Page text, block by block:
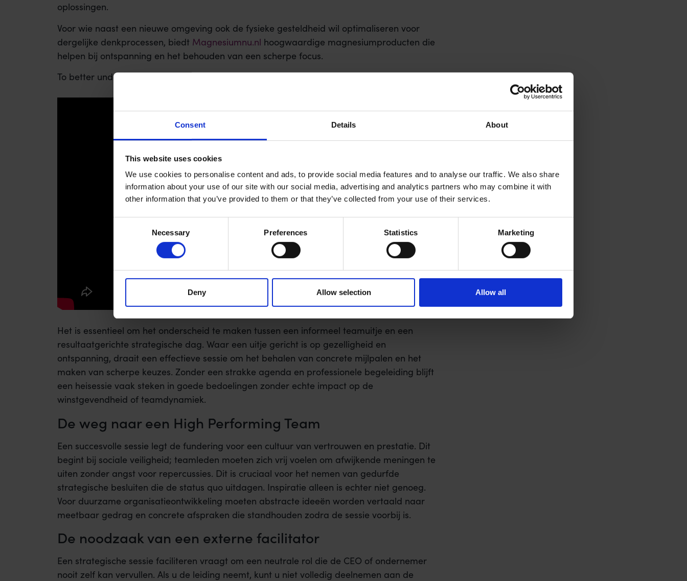
Consent Details About
This website uses cookies
We use cookies to personalise content and ads, to provide social media features and to analyse our traffic. We also share
information about your use of our site with our social media, advertising and analytics partners who may combine it with
other information that you’ve provided to them or that they’ve collected from your use of their services.
Necessary Preferences Statistics Marketing
Deny Allow selection Allow all
oplossingen.
Voor wie naast een nieuwe omgeving ook de fysieke gesteldheid wil optimaliseren voor
dergelijke denkprocessen, biedt Magnesiumnu.nl hoogwaardige magnesiumproducten die
helpen bij ontspanning en het behouden van een scherpe focus.
To better understand this concept, watch this helpful video:
Het is essentieel om het onderscheid te maken tussen een informeel teamuitje en een
resultaatgerichte strategische dag. Waar een uitje gericht is op gezelligheid en
ontspanning, draait een effectieve sessie om het behalen van concrete mijlpalen en het
maken van scherpe keuzes. Zonder een strakke agenda en professionele begeleiding blijft
een heisessie vaak steken in goede bedoelingen zonder echte impact op de
winstgevendheid of teamdynamiek.
De weg naar een High Performing Team
Een succesvolle sessie legt de fundering voor een cultuur van vertrouwen en prestatie. Dit
begint bij sociale veiligheid; teamleden moeten zich vrij voelen om afwijkende meningen te
uiten zonder angst voor repercussies. Dit is cruciaal voor het nemen van gedurfde
strategische besluiten die de status quo uitdagen. Inspiratie alleen is echter niet genoeg.
Voor duurzame organisatieontwikkeling moeten abstracte ideeën worden vertaald naar
meetbaar gedrag en concrete afspraken die standhouden zodra de sessie voorbij is.
De noodzaak van een externe facilitator
Een strategische sessie faciliteren vraagt om een neutrale rol die de CEO of ondernemer
nooit zelf kan vervullen. Als u de leiding neemt, kunt u niet volledig deelnemen aan de